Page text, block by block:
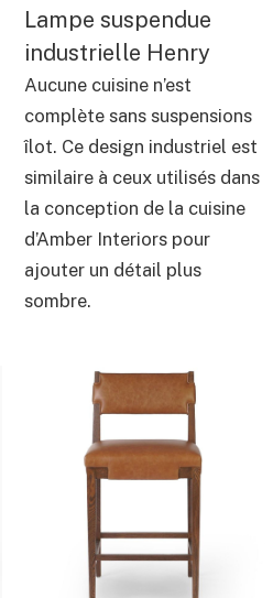
Lampe suspendue
industrielle Henry
Aucune cuisine n’est
complète sans suspensions
îlot. Ce design industriel est
similaire à ceux utilisés dans
la conception de la cuisine
d’Amber Interiors pour
ajouter un détail plus
sombre.